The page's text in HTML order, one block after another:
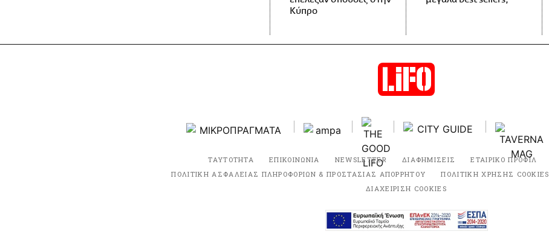
Κύπρο
ΤΑΥΤΟΤΗΤΑ ΕΠΙΚΟΙΝΩΝΙΑ NEWSLETTER ΔΙΑΦΗΜΙΣΕΙΣ ΕΤΑΙΡΙΚΟ ΠΡΟΦΙΛ
ΠΟΛΙΤΙΚΗ ΑΣΦΑΛΕΙΑΣ ΠΛΗΡΟΦΟΡΙΩΝ & ΠΡΟΣΤΑΣΙΑΣ ΑΠΟΡΡΗΤΟΥ
ΠΟΛΙΤΙΚΗ ΧΡΗΣΗΣ COOKIES
ΔΙΑΧΕΙΡΙΣΗ COOKIES